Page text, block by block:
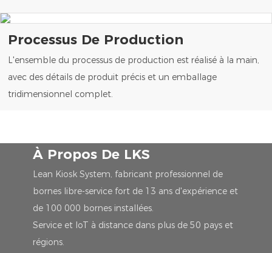
Processus De Production
L'ensemble du processus de production est réalisé à la main,
avec des détails de produit précis et un emballage
tridimensionnel complet.
À Propos De LKS
Lean Kiosk System, fabricant professionnel de
bornes libre-service fort de 13 ans d'expérience et
de 100 000 bornes installées.
Service et IoT à distance dans plus de 50 pays et
régions.